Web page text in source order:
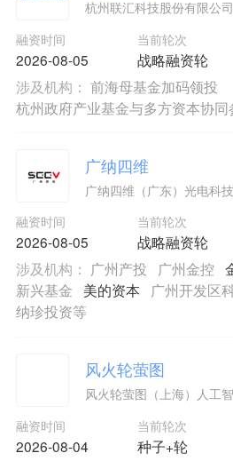
杭州联汇科技股份有限公司
融资时间
2026-08-05
当前轮次
战略融资轮
涉及机构： 前海母基金加码领投
杭州政府产业基金与多方资本协同
广纳四维
广纳四维（广东）光电科
融资时间
2026-08-05
当前轮次
战略融资轮
涉及机构： 广州产投 广州金控
新兴基金
美的资本
广州开发区
纳珍投资等
风火轮萤图
风火轮萤图（上海）人工
融资时间
2026-08-04
当前轮次
种子+轮